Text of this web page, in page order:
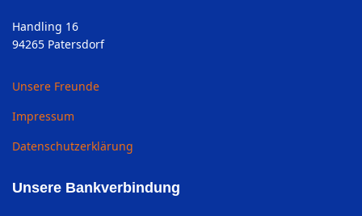
Handling 16
94265 Patersdorf
Unsere Freunde
Impressum
Datenschutzerklärung
Unsere Bankverbindung